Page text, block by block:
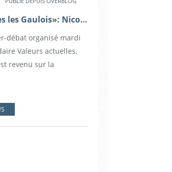
«Nos ancêtres les Gaulois»: Nicolas Sarkozy répond à la polémique
débat organisé mardi
Valeurs actuelles,
revenu sur la